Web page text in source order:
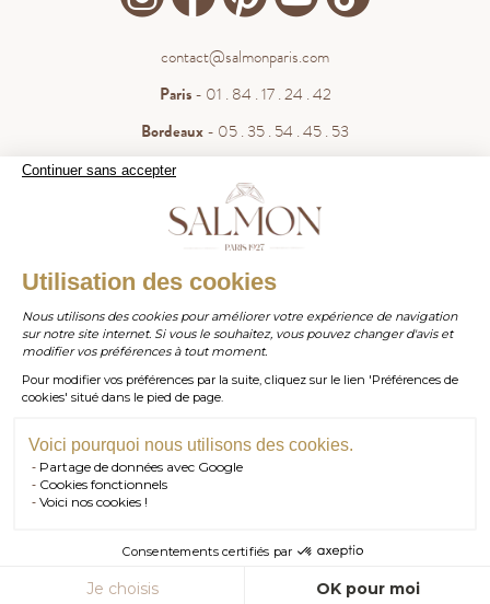
Continuer sans accepter
Utilisation des cookies
Nous utilisons des cookies pour améliorer votre expérience de navigation
sur notre site internet. Si vous le souhaitez, vous pouvez changer d'avis et
modifier vos préférences à tout moment.
Pour modifier vos préférences par la suite, cliquez sur le lien 'Préférences de
cookies' situé dans le pied de page.
Voici pourquoi nous utilisons des cookies.
Partage de données avec Google
Cookies fonctionnels
Voici nos cookies !
Consentements certifiés par
Je choisis OK pour moi
WHATSAPP
E-MAIL contact@salmonparis.com
TÉL PARIS
RDV SHOWROOM
RDV TÉLÉPHONIQUE
contact@salmonparis.com
Paris- 01 . 84 . 17 . 24 . 42
Bordeaux- 05 . 35 . 54 . 45 . 53
WhatsApp
Paiement sécurisé
© Salmon Paris 2026 — Tous droits réservés.
AJOUTER AU PANIER